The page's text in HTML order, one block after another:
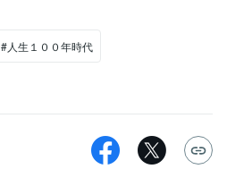
#人生１００年時代